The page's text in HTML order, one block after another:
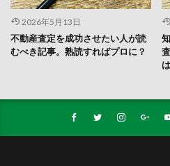
2026年5月13日
不動産査定を成功させたい人が読
むべき記事。熟読すればプロに？